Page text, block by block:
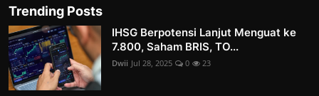
Trending Posts
IHSG Berpotensi Lanjut Menguat ke
7.800, Saham BRIS, TO...
Dwii Jul 28, 2025 0 23